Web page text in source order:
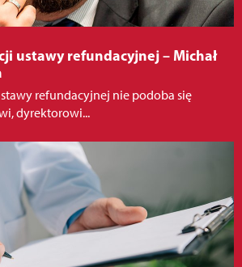
ustawy refundacyjnej – Michał
refundacyjnej nie podoba się
dyrektorowi...